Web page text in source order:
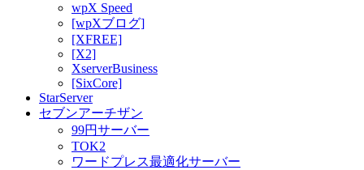
wpX Speed
[wpXブログ]
[XFREE]
[X2]
XserverBusiness
[SixCore]
StarServer
セブンアーチザン
99円サーバー
TOK2
ワードプレス最適化サーバー